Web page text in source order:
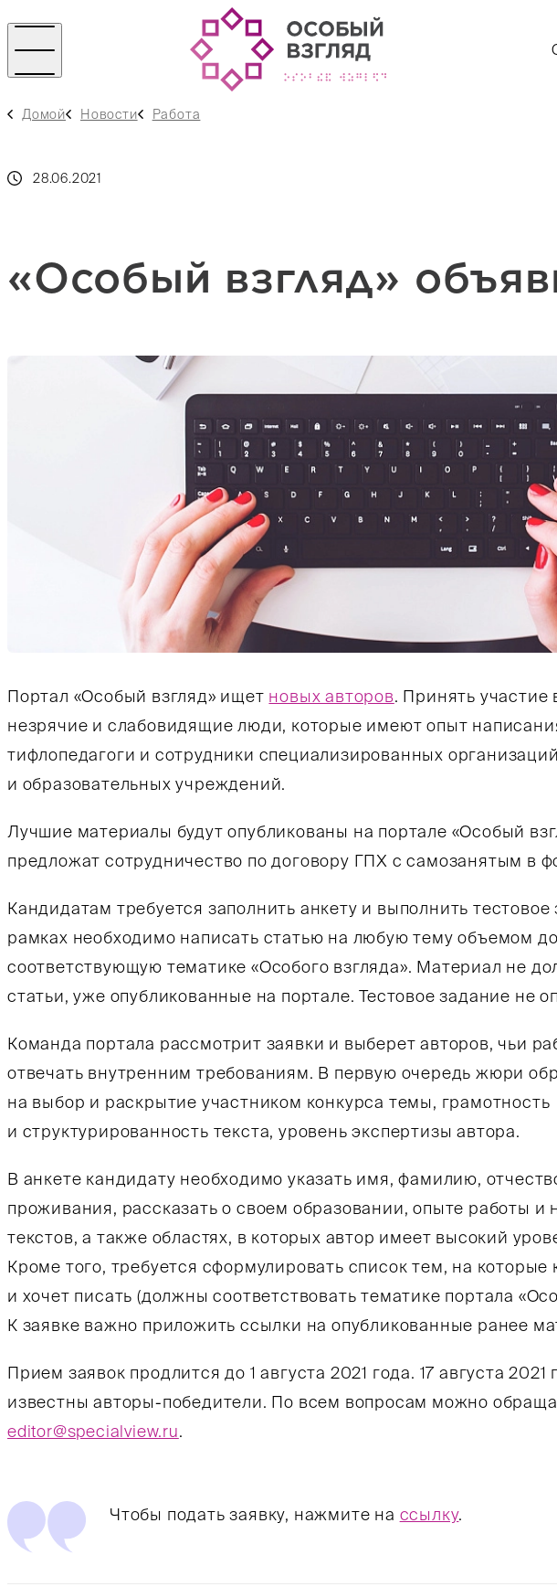
Домой Новости Работа
28.06.2021
«Особый взгляд»
Портал «Особый взгляд» ищет новых авторов. Принять участие
незрячие и слабовидящие люди, которые имеют опыт
тифлопедагоги и сотрудники специализированных организаций
и образовательных учреждений.
Лучшие материалы будут опубликованы на портале «Особый
предложат сотрудничество по договору ГПХ с самозанятым в
Кандидатам требуется заполнить анкету и выполнить тестовое
рамках необходимо написать статью на любую тему объемом
соответствующую тематике «Особого взгляда». Материал не
статьи, уже опубликованные на портале. Тестовое задание не
Команда портала рассмотрит заявки и выберет авторов, чьи
отвечать внутренним требованиям. В первую очередь жюри
на выбор и раскрытие участником конкурса темы, грамотность
и структурированность текста, уровень экспертизы автора.
В анкете кандидату необходимо указать имя, фамилию,
проживания, рассказать о своем образовании, опыте работы и
текстов, а также областях, в которых автор имеет высокий
Кроме того, требуется сформулировать список тем, на которые
и хочет писать (должны соответствовать тематике портала
К заявке важно приложить ссылки на опубликованные ранее
Прием заявок продлится до 1 августа 2021 года. 17 августа 2021
известны авторы-победители. По всем вопросам можно
editor@specialview.ru.
Чтобы подать заявку, нажмите на ссылку.